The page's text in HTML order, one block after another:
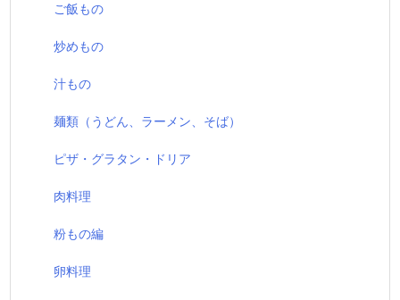
ご飯もの
炒めもの
汁もの
麺類（うどん、ラーメン、そば）
ピザ・グラタン・ドリア
肉料理
粉もの編
卵料理